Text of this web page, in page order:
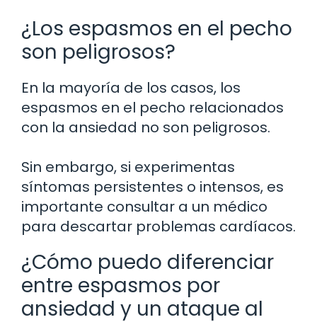
¿Los espasmos en el pecho
son peligrosos?
En la mayoría de los casos, los
espasmos en el pecho relacionados
con la ansiedad no son peligrosos.
Sin embargo, si experimentas
síntomas persistentes o intensos, es
importante consultar a un médico
para descartar problemas cardíacos.
¿Cómo puedo diferenciar
entre espasmos por
ansiedad y un ataque al